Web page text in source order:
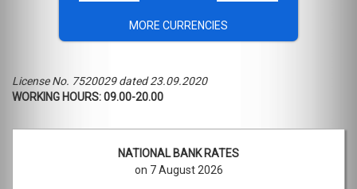
MORE CURRENCIES
License No. 7520029 dated 23.09.2020
WORKING HOURS: 09.00-20.00
NATIONAL BANK RATES
on 7 August 2026